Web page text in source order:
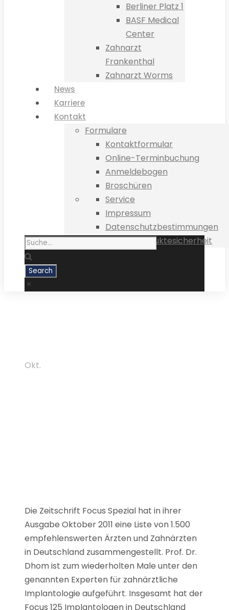
Berliner Platz 1
BASF Medical
Center
Zahnarzt
Frankenthal
Zahnarzt Worms
News
Karriere
Kontakt
Formulare
Kontaktformular
Online-Terminbuchung
Anmeldebogen
Broschüren
Service
Impressum
Datenschutzbestimmungen
Medizinproduktesicherheit
Okt.
Die Zeitschrift Focus Spezial hat in ihrer
Ausgabe Oktober 2011 eine Liste von 1.500
empfehlenswerten Ärzten und Zahnärzten
in Deutschland zusammengestellt. Prof. Dr.
Dhom ist zum wiederholten Male unter den
genannten Experten für zahnärztliche
Implantologie aufgeführt. Insgesamt hat der
Focus 125 Implantologen in Deutschland